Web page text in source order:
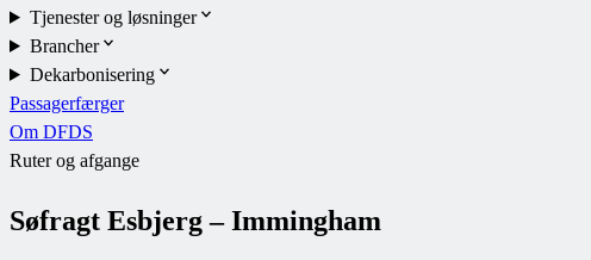
Tjenester og løsninger
Brancher
Dekarbonisering
Passagerfærger
Om DFDS
Ruter og afgange
Søfragt Esbjerg – Immingham